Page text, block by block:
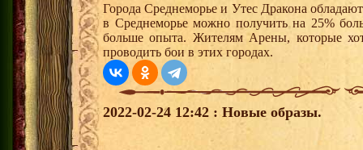
Города Среднеморье и Утес Дракона
в Среднеморье можно получить на 25%
больше опыта. Жителям Арены, которые
проводить бои в этих городах.
2022-02-24 12:42 : Новые образы.